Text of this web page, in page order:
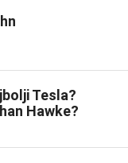
Tesla?
Hawke?